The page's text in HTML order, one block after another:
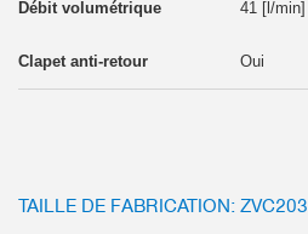
41 [l/min]
Oui
TAILLE DE FABRICATION: ZVC203